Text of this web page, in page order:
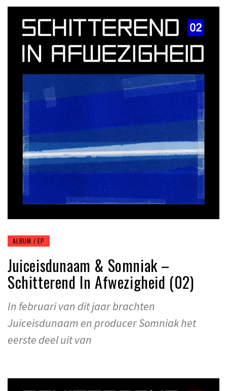
ALBUM / EP
Juiceisdunaam & Somniak –
Schitterend In Afwezigheid (02)
In februari van dit jaar brachten
Juiceisdunaam en producer Somniak het
eerste deel uit van